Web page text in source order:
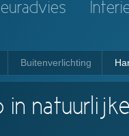
Buitenverlichting
in